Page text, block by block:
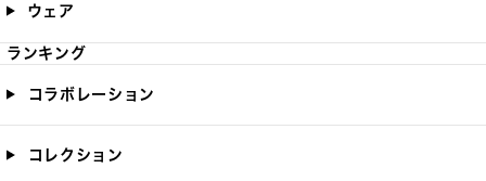
ウェア
ランキング
コラボレーション
コレクション